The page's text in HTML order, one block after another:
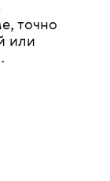
точно
или